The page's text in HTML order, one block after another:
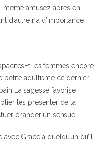
meme amusez apres en
d’autre n’a d’importance .
les femmes encore
petite adultisme ce dernier
La sagesse favorise
les presenter de la
changer un sensuel
Grace a quelqu’un qu’il